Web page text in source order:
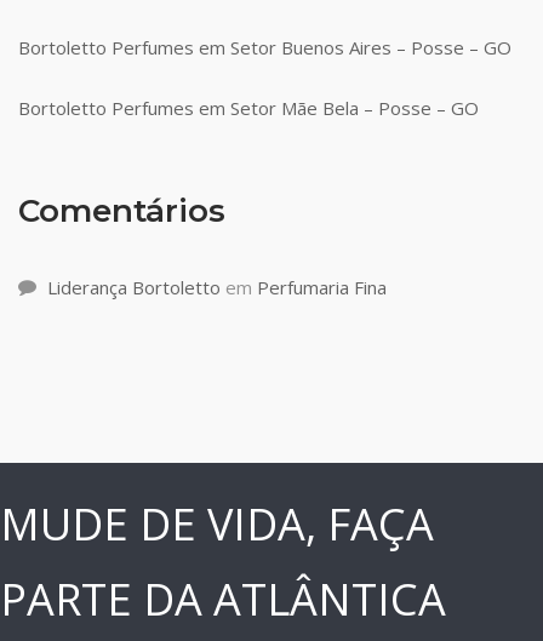
Bortoletto Perfumes em Setor Buenos Aires – Posse – GO
Bortoletto Perfumes em Setor Mãe Bela – Posse – GO
Comentários
Liderança Bortoletto em Perfumaria Fina
MUDE DE VIDA, FAÇA
PARTE DA ATLÂNTICA